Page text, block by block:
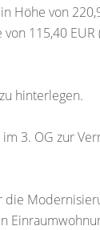
von
115,40 EUR
hinterlegen.
3. OG zur
die